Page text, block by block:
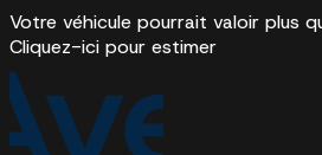
Votre véhicule pourrait valoir plus
Cliquez-ici pour estimer